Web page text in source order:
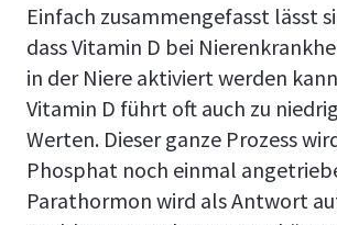
Einfach zusammengefasst lässt
dass Vitamin D bei
in der Niere aktiviert werden
Vitamin D führt oft auch zu
Werten. Dieser ganze Prozess
Phosphat noch einmal
Parathormon wird als Antwort